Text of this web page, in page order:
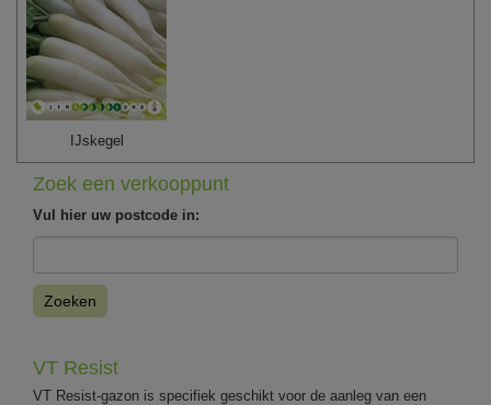
IJskegel
Zoek een verkooppunt
Vul hier uw postcode in:
Zoeken
VT Resist
VT Resist-gazon is specifiek geschikt voor de aanleg van een